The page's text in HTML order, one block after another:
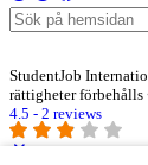
StudentJob
rättigheter förbehålls
4.5 - 2 reviews